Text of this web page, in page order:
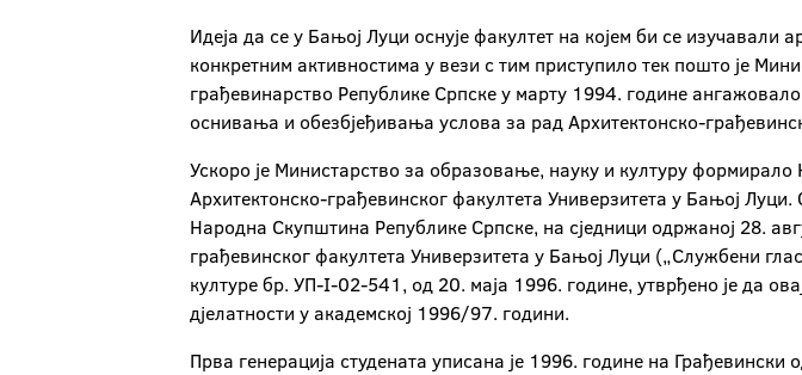
Идеја да се у Бањој Луци оснује факултет на којем би се
конкретним активностима у вези с тим приступило тек пошто је
грађевинарство Републике Српске у марту 1994. године
оснивања и обезбјеђивања услова за рад Архитектонско-
Ускоро је Министарство за образовање, науку и културу
Архитектонско-грађевинског факултета Универзитета у Бањој Луци.
Народна Скупштина Републике Српске, на сједници одржаној 28.
грађевинског факултета Универзитета у Бањој Луци („Службени
културе бр. УП-I-02-541, од 20. маја 1996. године, утврђено је да
дјелатности у академској 1996/97. години.
Прва генерација студената уписана је 1996. године на